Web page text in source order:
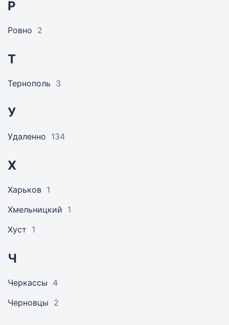
Р
Ровно 2
Т
Тернополь 3
У
Удаленно 134
Х
Харьков 1
Хмельницкий 1
Хуст 1
Ч
Черкассы 4
Черновцы 2